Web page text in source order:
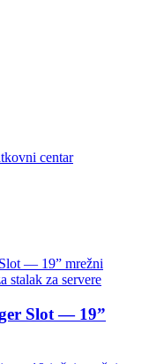
centar
Slot — 19”